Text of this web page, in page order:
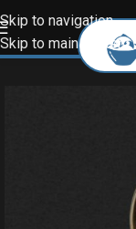
Skip to navigation
Skip to main content